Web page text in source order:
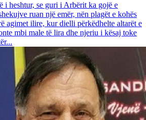
i heshtur, se guri i Arbërit ka gojë e
ruan një emër, nën plagët e kohës
agimet ilire, kur dielli përkëdhelte altarët e
mbi male të lira dhe njeriu i kësaj toke